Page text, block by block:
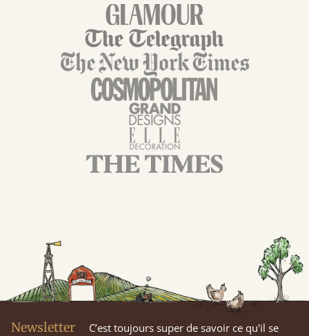
Newsletter
C’est toujours super de savoir ce qu'il se